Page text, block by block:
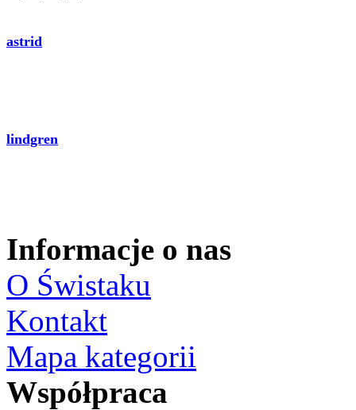
astrid
lindgren
Informacje o nas
O Świstaku
Kontakt
Mapa kategorii
Współpraca